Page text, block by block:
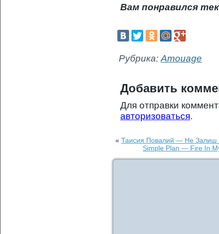
Вам понравился
Рубрика: Amouage
Добавить
Для отправки
авторизоваться.
« Таисия Повалий — Не Залиш
Simple Plan — Fire In